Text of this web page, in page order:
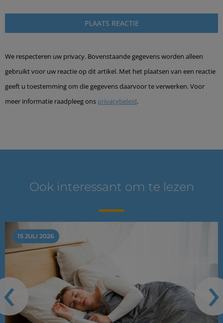
We respecteren uw privacy. Bovenstaande gegevens worden alleen
gebruikt voor uw reactie op dit artikel. Met het plaatsen van een reactie
geeft u toestemming om die gegevens daarvoor te verwerken. Voor
meer informatie raadpleeg ons privacybeleid.
Ook interessant om te lezen
15 JULI 2026
‹ ›